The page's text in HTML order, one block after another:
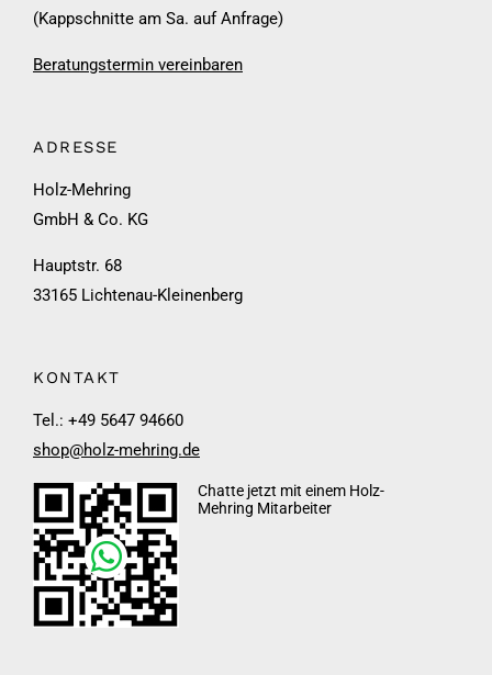
(Kappschnitte am Sa. auf Anfrage)
Beratungstermin vereinbaren
ADRESSE
Holz-Mehring
GmbH & Co. KG
Hauptstr. 68
33165 Lichtenau-Kleinenberg
KONTAKT
Tel.: +49 5647 94660
shop@holz-mehring.de
Chatte jetzt mit einem Holz-
Mehring Mitarbeiter